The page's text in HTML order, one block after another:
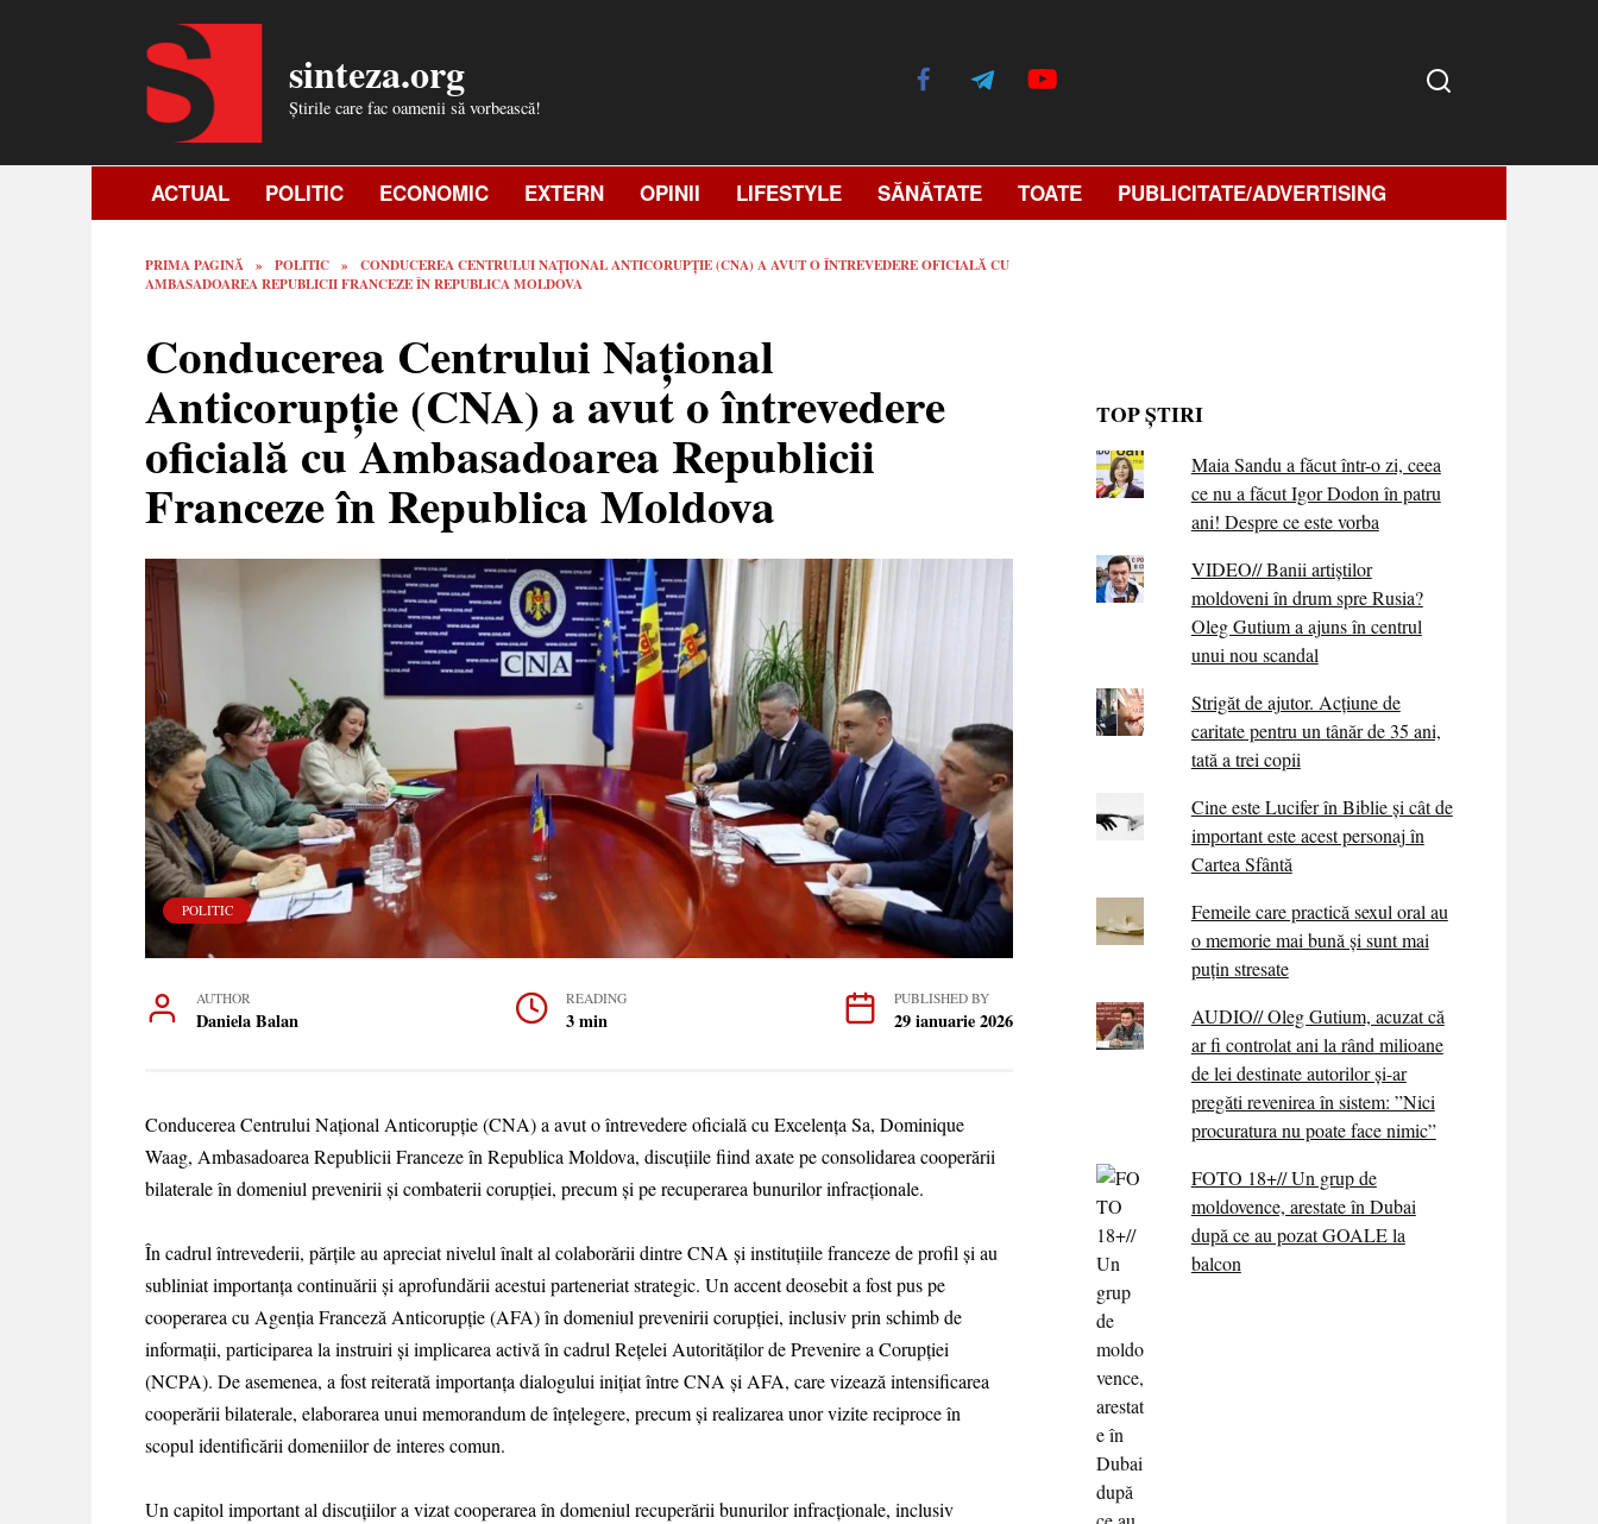
sinteza.org
Știrile care fac oamenii să vorbească!
ACTUAL POLITIC ECONOMIC EXTERN OPINII LIFESTYLE SĂNĂTATE TOATE PUBLICITATE/ADVERTISING
PRIMA PAGINĂ » POLITIC »
CONDUCEREA CENTRULUI NAȚIONAL ANTICORUPȚIE (CNA) A AVUT O ÎNTREVEDERE OFICIALĂ CU
AMBASADOAREA REPUBLICII FRANCEZE ÎN REPUBLICA MOLDOVA
Conducerea Centrului Național
Anticorupție (CNA) a avut o întrevedere
oficială cu Ambasadoarea Republicii
Franceze în Republica Moldova
POLITIC
AUTHOR
Daniela Balan
READING
3 min
PUBLISHED BY
29 ianuarie 2026
Conducerea Centrului Național Anticorupție (CNA) a avut o întrevedere oficială cu Excelența Sa, Dominique
Waag, Ambasadoarea Republicii Franceze în Republica Moldova, discuțiile fiind axate pe consolidarea cooperării
bilaterale în domeniul prevenirii și combaterii corupției, precum și pe recuperarea bunurilor infracționale.
În cadrul întrevederii, părțile au apreciat nivelul înalt al colaborării dintre CNA și instituțiile franceze de profil și au
subliniat importanța continuării și aprofundării acestui parteneriat strategic. Un accent deosebit a fost pus pe
cooperarea cu Agenția Franceză Anticorupție (AFA) în domeniul prevenirii corupției, inclusiv prin schimb de
informații, participarea la instruiri și implicarea activă în cadrul Rețelei Autorităților de Prevenire a Corupției
(NCPA). De asemenea, a fost reiterată importanța dialogului inițiat între CNA și AFA, care vizează intensificarea
cooperării bilaterale, elaborarea unui memorandum de înțelegere, precum și realizarea unor vizite reciproce în
scopul identificării domeniilor de interes comun.
Un capitol important al discuțiilor a vizat cooperarea în domeniul recuperării bunurilor infracționale, inclusiv
TOP ȘTIRI
Maia Sandu a făcut într-o zi, ceea
ce nu a făcut Igor Dodon în patru
ani! Despre ce este vorba
VIDEO// Banii artiștilor
moldoveni în drum spre Rusia?
Oleg Gutium a ajuns în centrul
unui nou scandal
Strigăt de ajutor. Acțiune de
caritate pentru un tânăr de 35 ani,
tată a trei copii
Cine este Lucifer în Biblie și cât de
important este acest personaj în
Cartea Sfântă
Femeile care practică sexul oral au
o memorie mai bună și sunt mai
puțin stresate
AUDIO// Oleg Gutium, acuzat că
ar fi controlat ani la rând milioane
de lei destinate autorilor și-ar
pregăti revenirea în sistem: ”Nici
procuratura nu poate face nimic”
FOTO 18+// Un grup de
moldovence, arestate în Dubai
după ce au pozat GOALE la
balcon